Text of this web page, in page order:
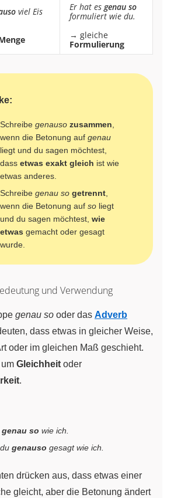
viel Eis
Er hat es genau so
formuliert wie du.
→ gleiche
Formulierung
Schreibe genauso zusammen
wenn die Betonung auf genau
liegt und du sagen möchtest,
dass etwas exakt gleich ist wie
etwas anderes.
Schreibe genau so getrennt
wenn die Betonung auf so liegt
und du sagen möchtest, wie
etwas gemacht oder gesagt
wurde.
und Verwendung
genau so oder das Adverb
dass etwas in gleicher Weise,
oder im gleichen Maß geschieht.
Gleichheit oder
.
genau so wie ich.
genauso gesagt wie ich.
drücken aus, dass etwas einer
gleicht, aber die Betonung ändert